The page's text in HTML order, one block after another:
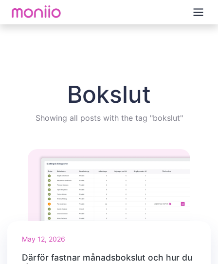
Bokslut
Showing all posts with the tag "bokslut"
May 12, 2026
Därför fastnar månadsbokslut och hur du